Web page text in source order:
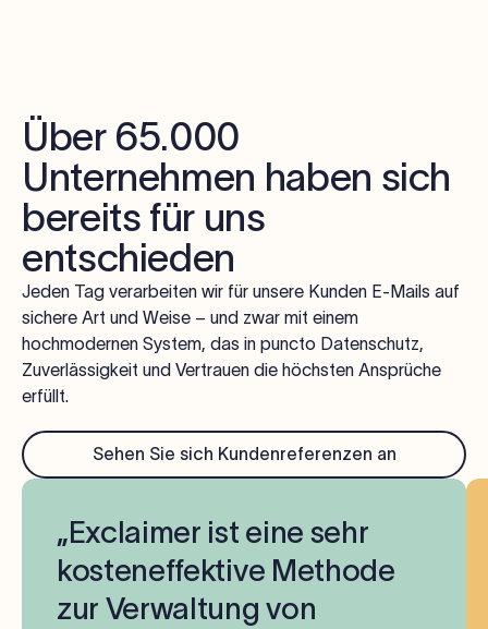
Über 65.000
Unternehmen haben sich
bereits für uns
entschieden
Jeden Tag verarbeiten wir für unsere Kunden E-Mails auf
sichere Art und Weise – und zwar mit einem
hochmodernen System, das in puncto Datenschutz,
Zuverlässigkeit und Vertrauen die höchsten Ansprüche
erfüllt.
Sehen Sie sich Kundenreferenzen an
„Exclaimer ist eine sehr
kosteneffektive Methode
zur Verwaltung von